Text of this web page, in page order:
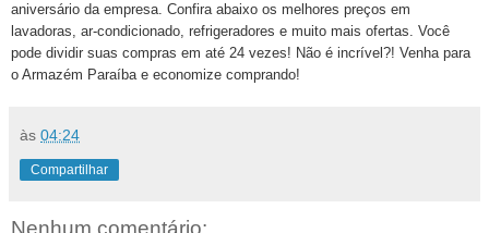
aniversário da empresa. Confira abaixo os melhores preços em
lavadoras, ar-condicionado, refrigeradores e muito mais ofertas. Você
pode dividir suas compras em até 24 vezes! Não é incrível?! Venha para
o Armazém Paraíba e economize comprando!
às 04:24
Compartilhar